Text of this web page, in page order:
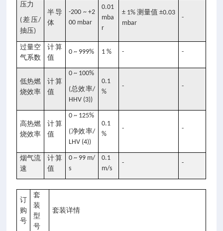
压力
( 差压/
抽压)
半导
体
-200 ~ +2
00 mbar
0.01
mba
r
± 1%测量值 ±0.03
mbar
-
过量空
气系数
计算
值
0 ~ 999% 1 % - -
低热燃
烧效率
计算
值
0 ~ 100%
(总效率/
HHV (3))
0.1
%
- -
高热燃
烧效率
计算
值
0 ~ 125%
(净效率/
LHV (4))
0.1
%
- -
烟气流
速
计算
值
0 ~ 99 m/
s
0.1
m/s
- -
订
购
号
套
装
型
号
套装详情